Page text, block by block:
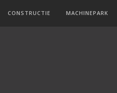
CONSTRUCTIE MACHINEPARK